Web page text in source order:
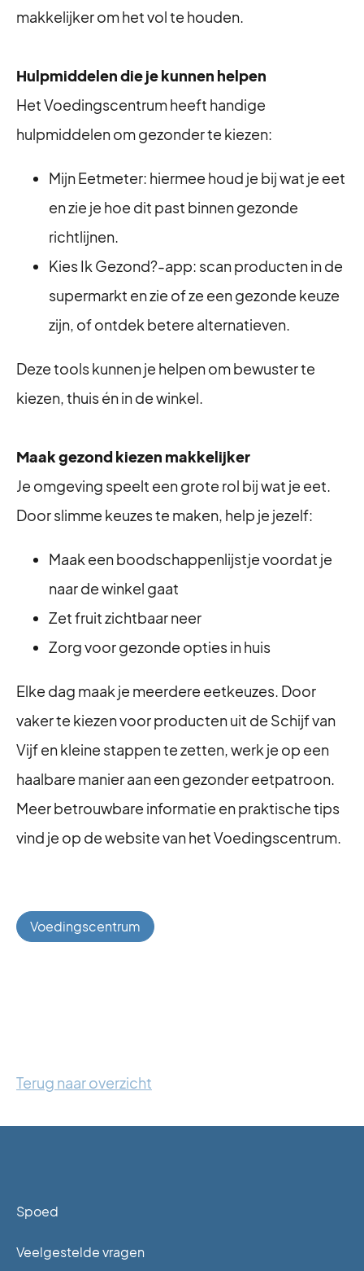
makkelijker om het vol te houden.
Hulpmiddelen die je kunnen helpen
Het Voedingscentrum heeft handige
hulpmiddelen om gezonder te kiezen:
Mijn Eetmeter: hiermee houd je bij wat je eet
en zie je hoe dit past binnen gezonde
richtlijnen.
Kies Ik Gezond?-app: scan producten in de
supermarkt en zie of ze een gezonde keuze
zijn, of ontdek betere alternatieven.
Deze tools kunnen je helpen om bewuster te
kiezen, thuis én in de winkel.
Maak gezond kiezen makkelijker
Je omgeving speelt een grote rol bij wat je eet.
Door slimme keuzes te maken, help je jezelf:
Maak een boodschappenlijstje voordat je
naar de winkel gaat
Zet fruit zichtbaar neer
Zorg voor gezonde opties in huis
Elke dag maak je meerdere eetkeuzes. Door
vaker te kiezen voor producten uit de Schijf van
Vijf en kleine stappen te zetten, werk je op een
haalbare manier aan een gezonder eetpatroon.
Meer betrouwbare informatie en praktische tips
vind je op de website van het Voedingscentrum.
Voedingscentrum
Terug naar overzicht
Spoed
Veelgestelde vragen